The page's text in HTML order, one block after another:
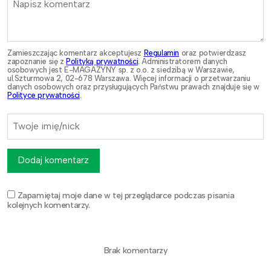
Zamieszczając komentarz akceptujesz Regulamin oraz potwierdzasz
zapoznanie się z Polityką prywatności. Administratorem danych
osobowych jest E-MAGAZYNY sp. z o.o. z siedzibą w Warszawie,
ul.Szturmowa 2, 02-678 Warszawa. Więcej informacji o przetwarzaniu
danych osobowych oraz przysługujących Państwu prawach znajduje się w
Polityce prywatności.
Zapamiętaj moje dane w tej przeglądarce podczas pisania
kolejnych komentarzy.
Dodaj komentarz
Brak komentarzy